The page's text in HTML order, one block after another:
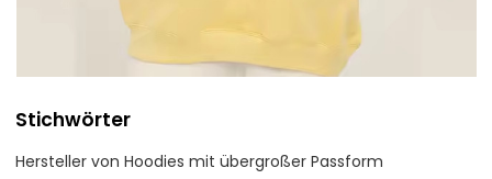
Stichwörter
Hersteller von Hoodies mit übergroßer Passform